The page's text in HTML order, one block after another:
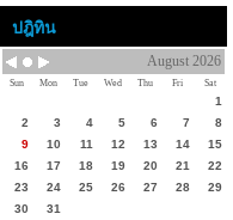
ปฎิทิน
August 2026
Sun Mon Tue Wed Thu Fri Sat
1
2
3 4 5 6 7
8
9
10 11 12 13 14
15
16
17 18 19 20 21
22
23
24 25 26 27 28
29
30
31